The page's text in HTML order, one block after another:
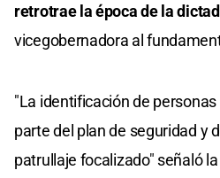
retrotrae la época de la
vicegobernadora al
"La identificación de
parte del plan de seguridad y
patrullaje focalizado" señaló